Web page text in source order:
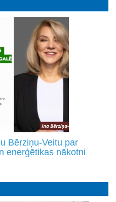
Bērziņu-Veitu par
enerģētikas nākotni